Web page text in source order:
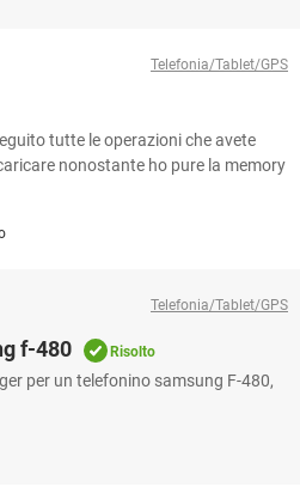
Telefonia/Tablet/GPS
tutte le operazioni che avete
nonostante ho pure la memory
Telefonia/Tablet/GPS
f-480 Risolto
per un telefonino samsung F-480,